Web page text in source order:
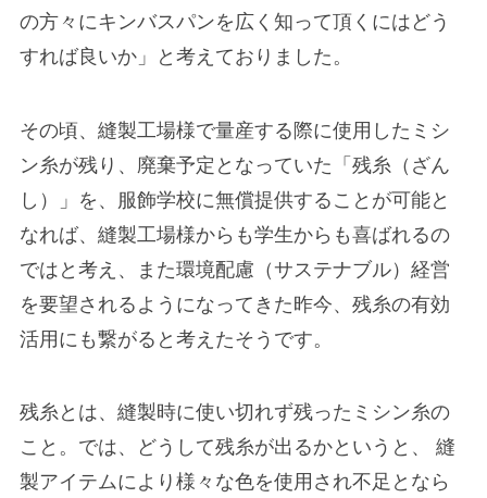
の方々にキンバスパンを広く知って頂くにはどう
すれば良いか」と考えておりました。
その頃、縫製工場様で量産する際に使用したミシ
ン糸が残り、廃棄予定となっていた「残糸（ざん
し）」を、服飾学校に無償提供することが可能と
なれば、縫製工場様からも学生からも喜ばれるの
ではと考え、また環境配慮（サステナブル）経営
を要望されるようになってきた昨今、残糸の有効
活用にも繋がると考えたそうです。
残糸とは、縫製時に使い切れず残ったミシン糸の
こと。では、どうして残糸が出るかというと、 縫
製アイテムにより様々な色を使用され不足となら